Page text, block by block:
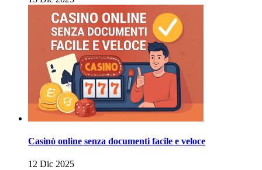
Casinò online senza documenti facile e veloce
12 Dic 2025